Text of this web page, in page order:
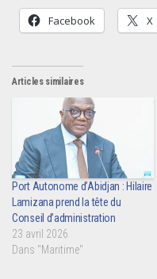
Facebook X
Articles similaires
Port Autonome d’Abidjan : Hilaire
Lamizana prend la tête du
Conseil d’administration
23 avril 2026
Dans "Maritime"